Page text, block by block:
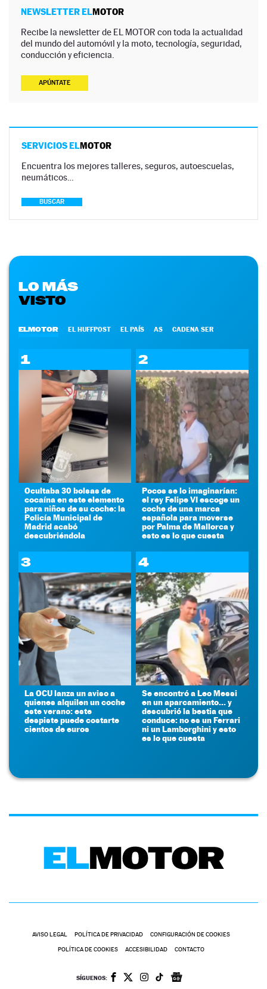
NEWSLETTER ELMOTOR
Recibe la newsletter de EL MOTOR con toda la actualidad
del mundo del automóvil y la moto, tecnología, seguridad,
conducción y eficiencia.
APÚNTATE
SERVICIOS ELMOTOR
Encuentra los mejores talleres, seguros, autoescuelas,
neumáticos…
BUSCAR
LO MÁS
VISTO
ELMOTOR EL HUFFPOST EL PAÍS AS CADENA SER
1
Ocultaba 30 bolsas de
cocaína en este elemento
para niños de su coche: la
Policía Municipal de
Madrid acabó
descubriéndola
2
Pocos se lo imaginarían:
el rey Felipe VI escoge un
coche de una marca
española para moverse
por Palma de Mallorca y
esto es lo que cuesta
3
La OCU lanza un aviso a
quienes alquilen un coche
este verano: este
despiste puede costarte
cientos de euros
4
Se encontró a Leo Messi
en un aparcamiento... y
descubrió la bestia que
conduce: no es un Ferrari
ni un Lamborghini y esto
es lo que cuesta
AVISO LEGAL POLÍTICA DE PRIVACIDAD CONFIGURACIÓN DE COOKIES
POLÍTICA DE COOKIES ACCESIBILIDAD CONTACTO
SÍGUENOS: